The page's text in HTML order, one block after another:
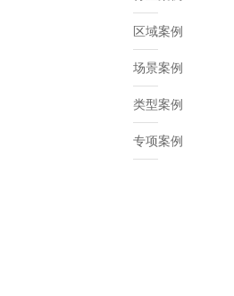
区域案例
场景案例
类型案例
专项案例